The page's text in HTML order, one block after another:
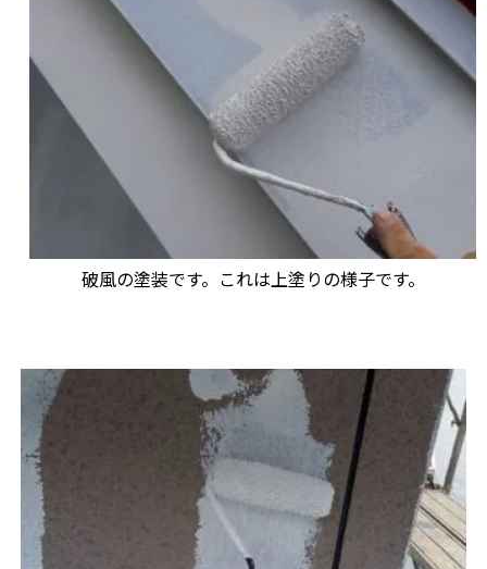
破風の塗装です。これは上塗りの様子です。